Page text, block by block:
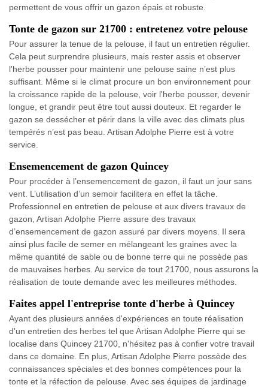
permettent de vous offrir un gazon épais et robuste.
Tonte de gazon sur 21700 : entretenez votre pelouse
Pour assurer la tenue de la pelouse, il faut un entretien régulier.
Cela peut surprendre plusieurs, mais rester assis et observer
l'herbe pousser pour maintenir une pelouse saine n’est plus
suffisant. Même si le climat procure un bon environnement pour
la croissance rapide de la pelouse, voir l'herbe pousser, devenir
longue, et grandir peut être tout aussi douteux. Et regarder le
gazon se dessécher et périr dans la ville avec des climats plus
tempérés n’est pas beau. Artisan Adolphe Pierre est à votre
service.
Ensemencement de gazon Quincey
Pour procéder à l’ensemencement de gazon, il faut un jour sans
vent. L’utilisation d’un semoir facilitera en effet la tâche.
Professionnel en entretien de pelouse et aux divers travaux de
gazon, Artisan Adolphe Pierre assure des travaux
d’ensemencement de gazon assuré par divers moyens. Il sera
ainsi plus facile de semer en mélangeant les graines avec la
même quantité de sable ou de bonne terre qui ne possède pas
de mauvaises herbes. Au service de tout 21700, nous assurons la
réalisation de toute demande avec les meilleures méthodes.
Faites appel l'entreprise tonte d'herbe à Quincey
Ayant des plusieurs années d'expériences en toute réalisation
d'un entretien des herbes tel que Artisan Adolphe Pierre qui se
localise dans Quincey 21700, n'hésitez pas à confier votre travail
dans ce domaine. En plus, Artisan Adolphe Pierre possède des
connaissances spéciales et des bonnes compétences pour la
tonte et la réfection de pelouse. Avec ses équipes de jardinage